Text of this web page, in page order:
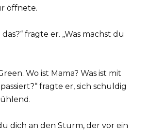
öffnete.
fragte er. „Was machst du
Wo ist Mama? Was ist mit
fragte er, sich schuldig
dich an den Sturm, der vor ein